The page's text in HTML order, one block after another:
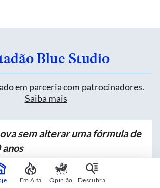
Blue Studio
em parceria com patrocinadores.
Saiba mais
sem alterar uma fórmula de
Em Alta Opinião Descubra